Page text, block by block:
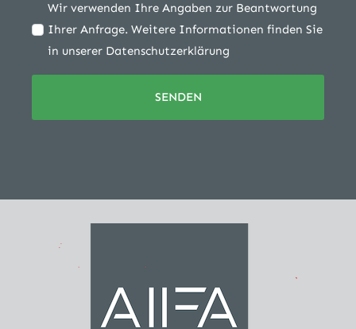
Wir verwenden Ihre Angaben zur Beantwortung
Ihrer Anfrage. Weitere Informationen finden Sie
in unserer Datenschutzerklärung
SENDEN